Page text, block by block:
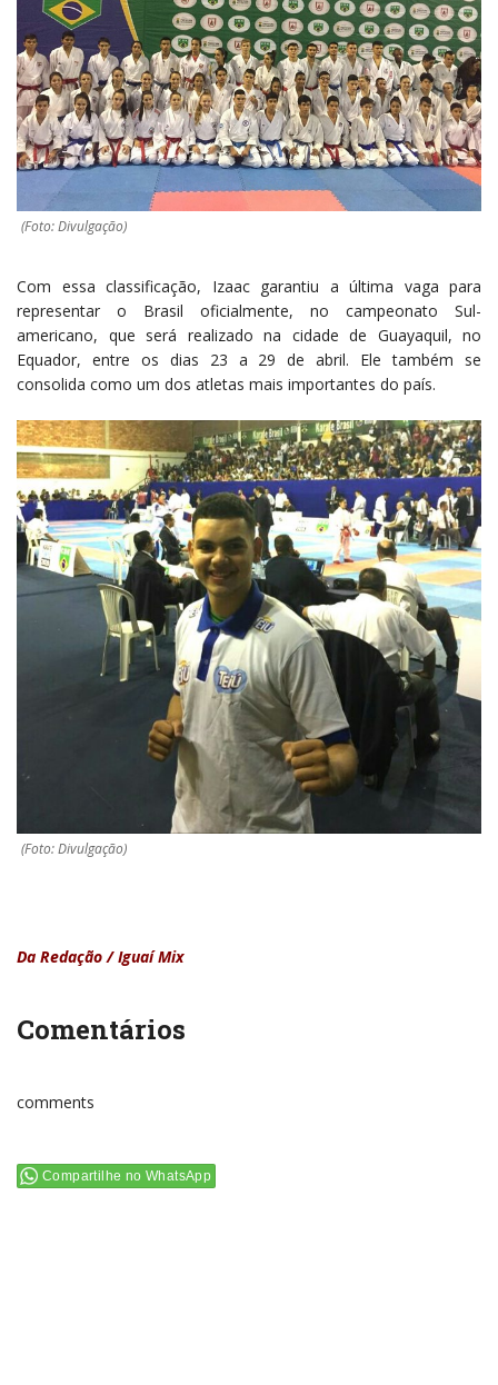
(Foto: Divulgação)
Com essa classificação, Izaac garantiu a última vaga para
representar o Brasil oficialmente, no campeonato Sul-
americano, que será realizado na cidade de Guayaquil, no
Equador, entre os dias 23 a 29 de abril. Ele também se
consolida como um dos atletas mais importantes do país.
(Foto: Divulgação)
Da Redação / Iguaí Mix
Comentários
comments
Compartilhe no WhatsApp